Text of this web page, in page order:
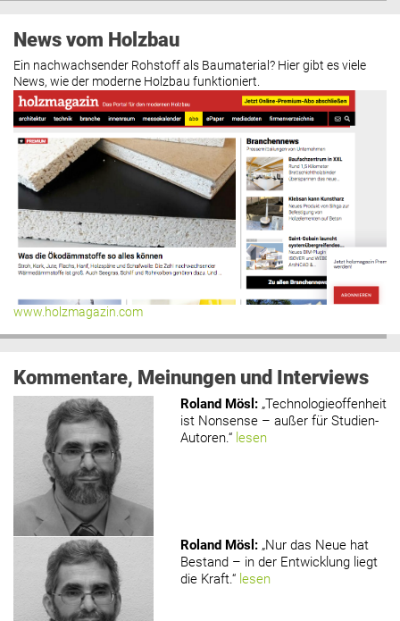
News vom Holzbau
Ein nachwachsender Rohstoff als Baumaterial? Hier gibt es viele
News, wie der moderne Holzbau funktioniert.
www.holzmagazin.com
Kommentare, Meinungen und Interviews
Roland Mösl : „Technologieoffenheit
ist Nonsense – außer für Studien-
Autoren.“ lesen
Roland Mösl : „Nur das Neue hat
Bestand – in der Entwicklung liegt
die Kraft.“ lesen